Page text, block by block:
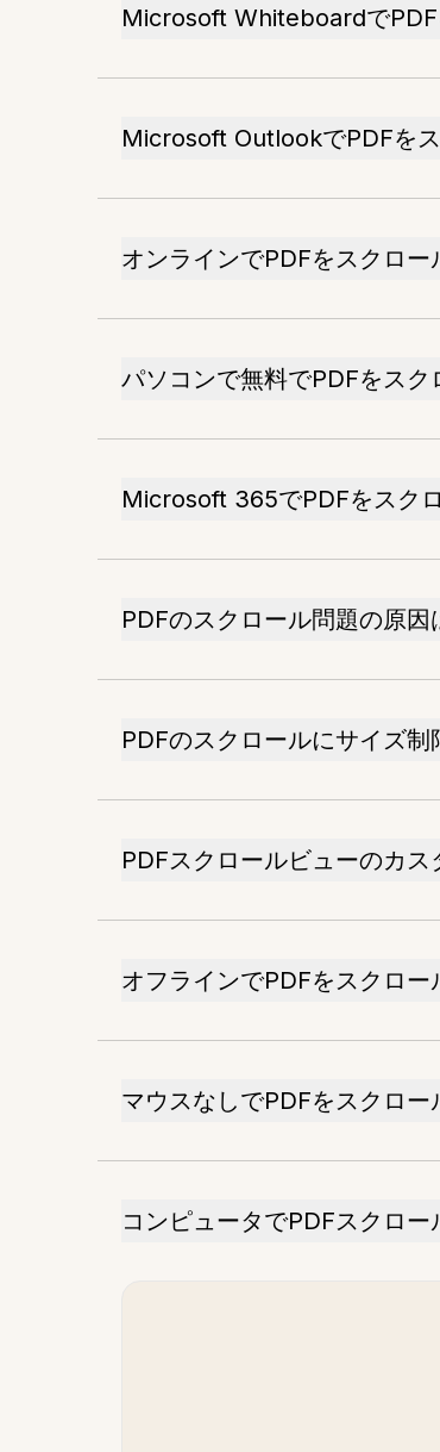
Microsoft WhiteboardでPDF
Microsoft OutlookでPDFを
オンラインでPDFをスクロ
パソコンで無料でPDFをスク
Microsoft 365でPDFをスク
PDFのスクロール問題の原因
PDFのスクロールにサイズ制
PDFスクロールビューのカ
オフラインでPDFをスクロー
マウスなしでPDFをスクロー
コンピュータでPDFスクロ